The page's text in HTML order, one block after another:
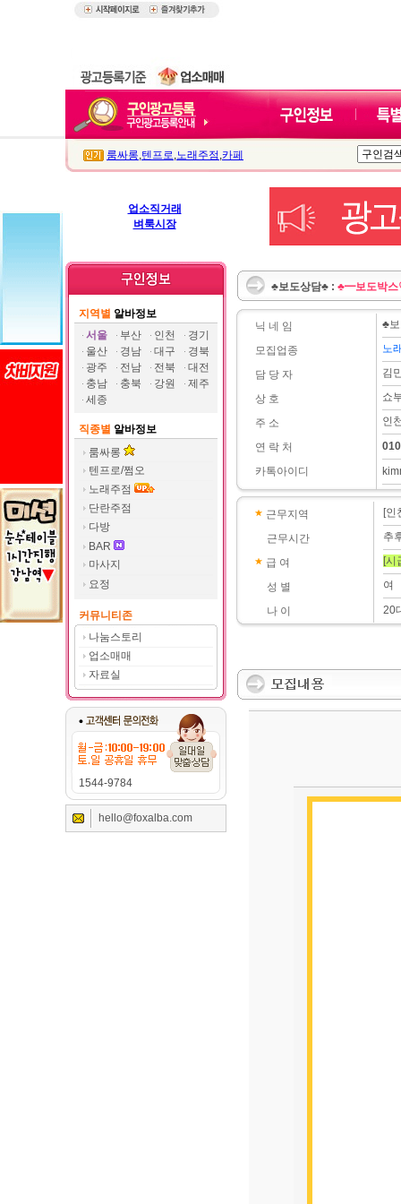
룸싸롱,텐프로,노래주점 ,카페
업소직거래
벼룩시장
지역별 알바정보
서울
부산 인천
경기
울산
경남 대구
경북
광주
전남 전북
대전
충남
충북 강원
제주
세종
직종별 알바정보
룸싸롱
텐프로/쩜오
노래주점
단란주점
다방
BAR
마사지
요정
커뮤니티존
나눔스토리
업소매매
자료실
1544-9784
hello@foxalba.com
♣보도상담♣ : ♣━보도박
닉 네 임
모집업종
담 당 자
상 호
주 소
연 락 처
카톡아이디
♣
노
김
쇼
인
근무지역
근무시간
급 여
성 별
나 이
[인
추
[시
여
20